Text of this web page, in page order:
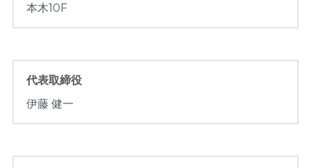
本木10F
代表取締役
伊藤 健一